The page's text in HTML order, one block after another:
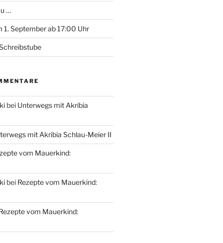
…
1. September ab 17:00 Uhr
bei Unterwegs mit Akribia
mit Akribia Schlau-Meier II
vom Mauerkind:
bei Rezepte vom Mauerkind:
vom Mauerkind: